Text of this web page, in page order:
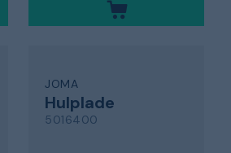
JOMA
Hulplade
5016400